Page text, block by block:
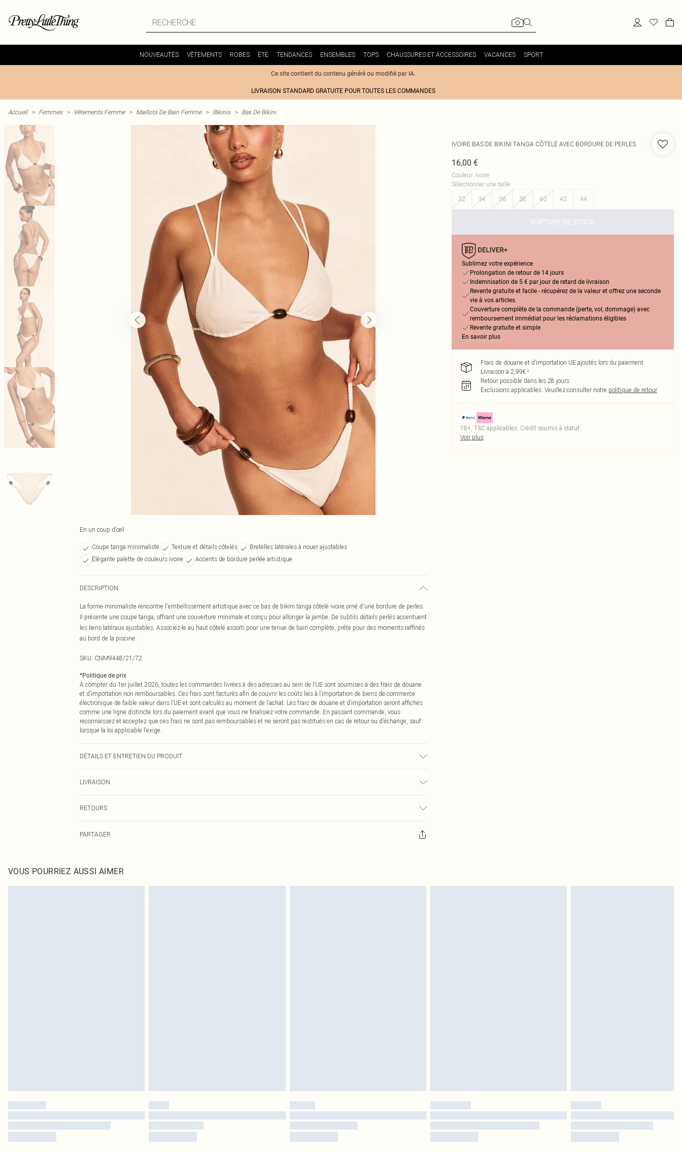
NOUVEAUTÉS VÊTEMENTS ROBES ÉTÉ TENDANCES ENSEMBLES TOPS CHAUSSURES ET ACCESSOIRES VACANCES SPORT
Ce site contient du contenu généré ou modifié par IA.
LIVRAISON STANDARD GRATUITE POUR TOUTES LES COMMANDES
Accueil > Femmes > Vêtements Femme > Maillots De Bain Femme > Bikinis > Bas De Bikini
En un coup d’œil
Coupe tanga minimaliste Texture et détails côtelés
Bretelles latérales à nouer ajustables
Élégante palette de couleurs ivoire
Accents de bordure perlée artistique
DESCRIPTION
La forme minimaliste rencontre l'embellissement artistique avec ce bas de bikini tanga côtelé ivoire orné d'une bordure de perles.
Il présente une coupe tanga, offrant une couverture minimale et conçu pour allonger la jambe. De subtils détails perlés accentuent
les liens latéraux ajustables. Associez-le au haut côtelé assorti pour une tenue de bain complète, prête pour des moments raffinés
au bord de la piscine.
SKU: CNM9448/21/72
*Politique de prix
À compter du 1er juillet 2026, toutes les commandes livrées à des adresses au sein de l’UE sont soumises à des frais de douane
et d’importation non remboursables. Ces frais sont facturés afin de couvrir les coûts liés à l’importation de biens de commerce
électronique de faible valeur dans l’UE et sont calculés au moment de l’achat. Les frais de douane et d’importation seront affichés
comme une ligne distincte lors du paiement avant que vous ne finalisiez votre commande. En passant commande, vous
reconnaissez et acceptez que ces frais ne sont pas remboursables et ne seront pas restitués en cas de retour ou d’échange, sauf
lorsque la loi applicable l’exige.
DÉTAILS ET ENTRETIEN DU PRODUIT
LIVRAISON
€9.99
RETOURS
Veuillez noter que nous ne pouvons pas rembourser les masques tendance, les cosmétiques, les bijoux pour piercings, les jouets
également être essayées en intérieur. Les articles pour la maison, y compris le linge de lit, les matelas, les surmatelas et les
PARTAGER
IVOIRE BAS DE BIKINI TANGA CÔTELÉ AVEC BORDURE DE PERLES
16,00 €
Couleur: Ivoire
Sélectionner une taille:
32
34 36 38 40 42 44
RUPTURE DE STOCK
Sublimez votre expérience
Prolongation de retour de 14 jours
Indemnisation de 5 € par jour de retard de livraison
Revente gratuite et facile - récupérez de la valeur et offrez une seconde
vie à vos articles.
Couverture complète de la commande (perte, vol, dommage) avec
remboursement immédiat pour les réclamations éligibles
Revente gratuite et simple
En savoir plus
Frais de douane et d’importation UE ajoutés lors du paiement.
Livraison à 2,99€ !
Retour possible dans les 28 jours
Exclusions applicables. Veuillez consulter notre politique de retour
18+, T&C applicables. Crédit soumis à statut
Voir plus
VOUS POURRIEZ AUSSI AIMER